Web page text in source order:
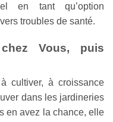
en tant qu’option
troubles de santé.
Vous, puis
cultiver, à croissance
dans les jardineries
en avez la chance, elle